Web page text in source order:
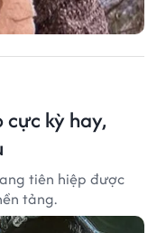
kỳ hay,
tiên hiệp được
tảng.